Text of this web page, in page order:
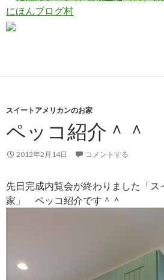
にほんブログ村
スイートアメリカンのお家
ペッコ紹介＾＾
2012年2月14日 コメントする
先日完成内覧会が終わりました「ス
家」 ペッコ紹介です＾＾